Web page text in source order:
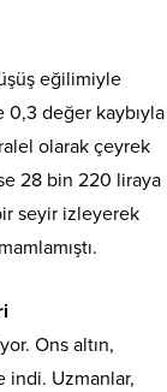
eğilimiyle
0,3 değer kaybıyla
olarak çeyrek
28 bin 220 liraya
seyir izleyerek
Ons altın,
indi. Uzmanlar,